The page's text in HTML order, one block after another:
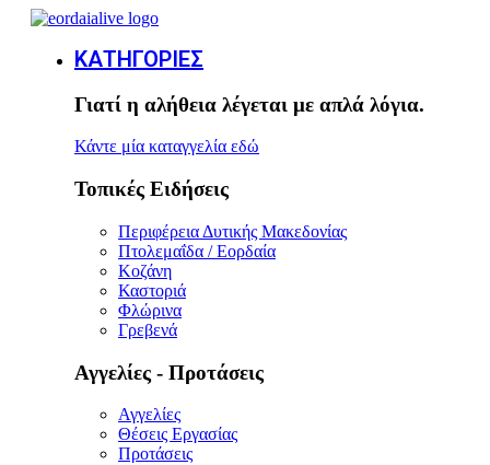
ΚΑΤΗΓΟΡΙΕΣ
Γιατί η αλήθεια λέγεται με απλά λόγια.
Κάντε μία καταγγελία εδώ
Τοπικές Ειδήσεις
Περιφέρεια Δυτικής Μακεδονίας
Πτολεμαΐδα / Εορδαία
Κοζάνη
Καστοριά
Φλώρινα
Γρεβενά
Αγγελίες - Προτάσεις
Αγγελίες
Θέσεις Εργασίας
Προτάσεις